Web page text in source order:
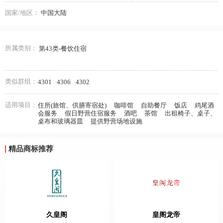
国家/地区： 中国大陆
所属类别： 第43类-餐饮住宿
类似群组： 4301 4306 4302
适用项目： 住所(旅馆、供膳寄宿处) 咖啡馆 自助餐厅 饭店
鸡尾酒
会服务
假日野营住宿服务 酒吧 茶馆
出租椅子、桌子、
桌布和玻璃器皿
提供野营场地设施
精品商标推荐
久皇阁 皇阁龙帝